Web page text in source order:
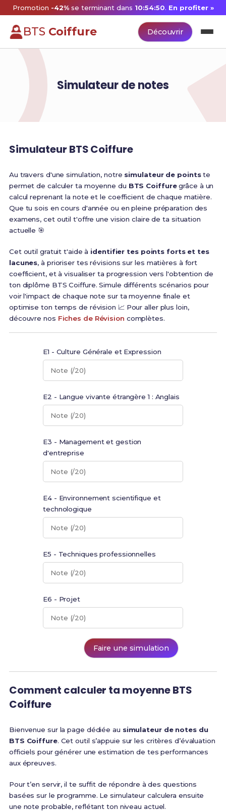
Promotion -42%se terminant dans 10:54:50. En profiter »
BTS Coiffure Découvrir
Simulateur de notes
Simulateur BTS Coiffure
Au travers d'une simulation, notre simulateur de pointste
permet de calculer ta moyenne du BTS Coiffuregrâce à un
calcul reprenant la note et le coefficient de chaque matière.
Que tu sois en cours d'année ou en pleine préparation des
examens, cet outil t'offre une vision claire de ta situation
actuelle 🎯
Cet outil gratuit t'aide à identifier tes points forts et tes
lacunes, à prioriser tes révisions sur les matières à fort
coefficient, et à visualiser ta progression vers l'obtention de
ton diplôme BTS Coiffure. Simule différents scénarios pour
voir l'impact de chaque note sur ta moyenne finale et
optimise ton temps de révision 📈 Pour aller plus loin,
découvre nos Fiches de Révision complètes.
E1 - Culture Générale et Expression
Note (/20)
E2 - Langue vivante étrangère 1 : Anglais
Note (/20)
E3 - Management et gestion
d'entreprise
Note (/20)
E4 - Environnement scientifique et
technologique
Note (/20)
E5 - Techniques professionnelles
Note (/20)
E6 - Projet
Note (/20)
Faire une simulation
Comment calculer ta moyenne BTS
Coiffure
Bienvenue sur la page dédiée au simulateur de notes du
BTS Coiffure. Cet outil s’appuie sur les critères d’évaluation
officiels pour générer une estimation de tes performances
aux épreuves.
Pour t’en servir, il te suffit de répondre à des questions
basées sur le programme. Le simulateur calculera ensuite
une note probable, reflétant ton niveau actuel.